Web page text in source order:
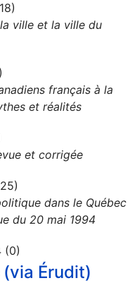
ville et la ville du
français à la
et réalités
et corrigée
dans le Québec
du 20 mai 1994
(0)
Érudit)